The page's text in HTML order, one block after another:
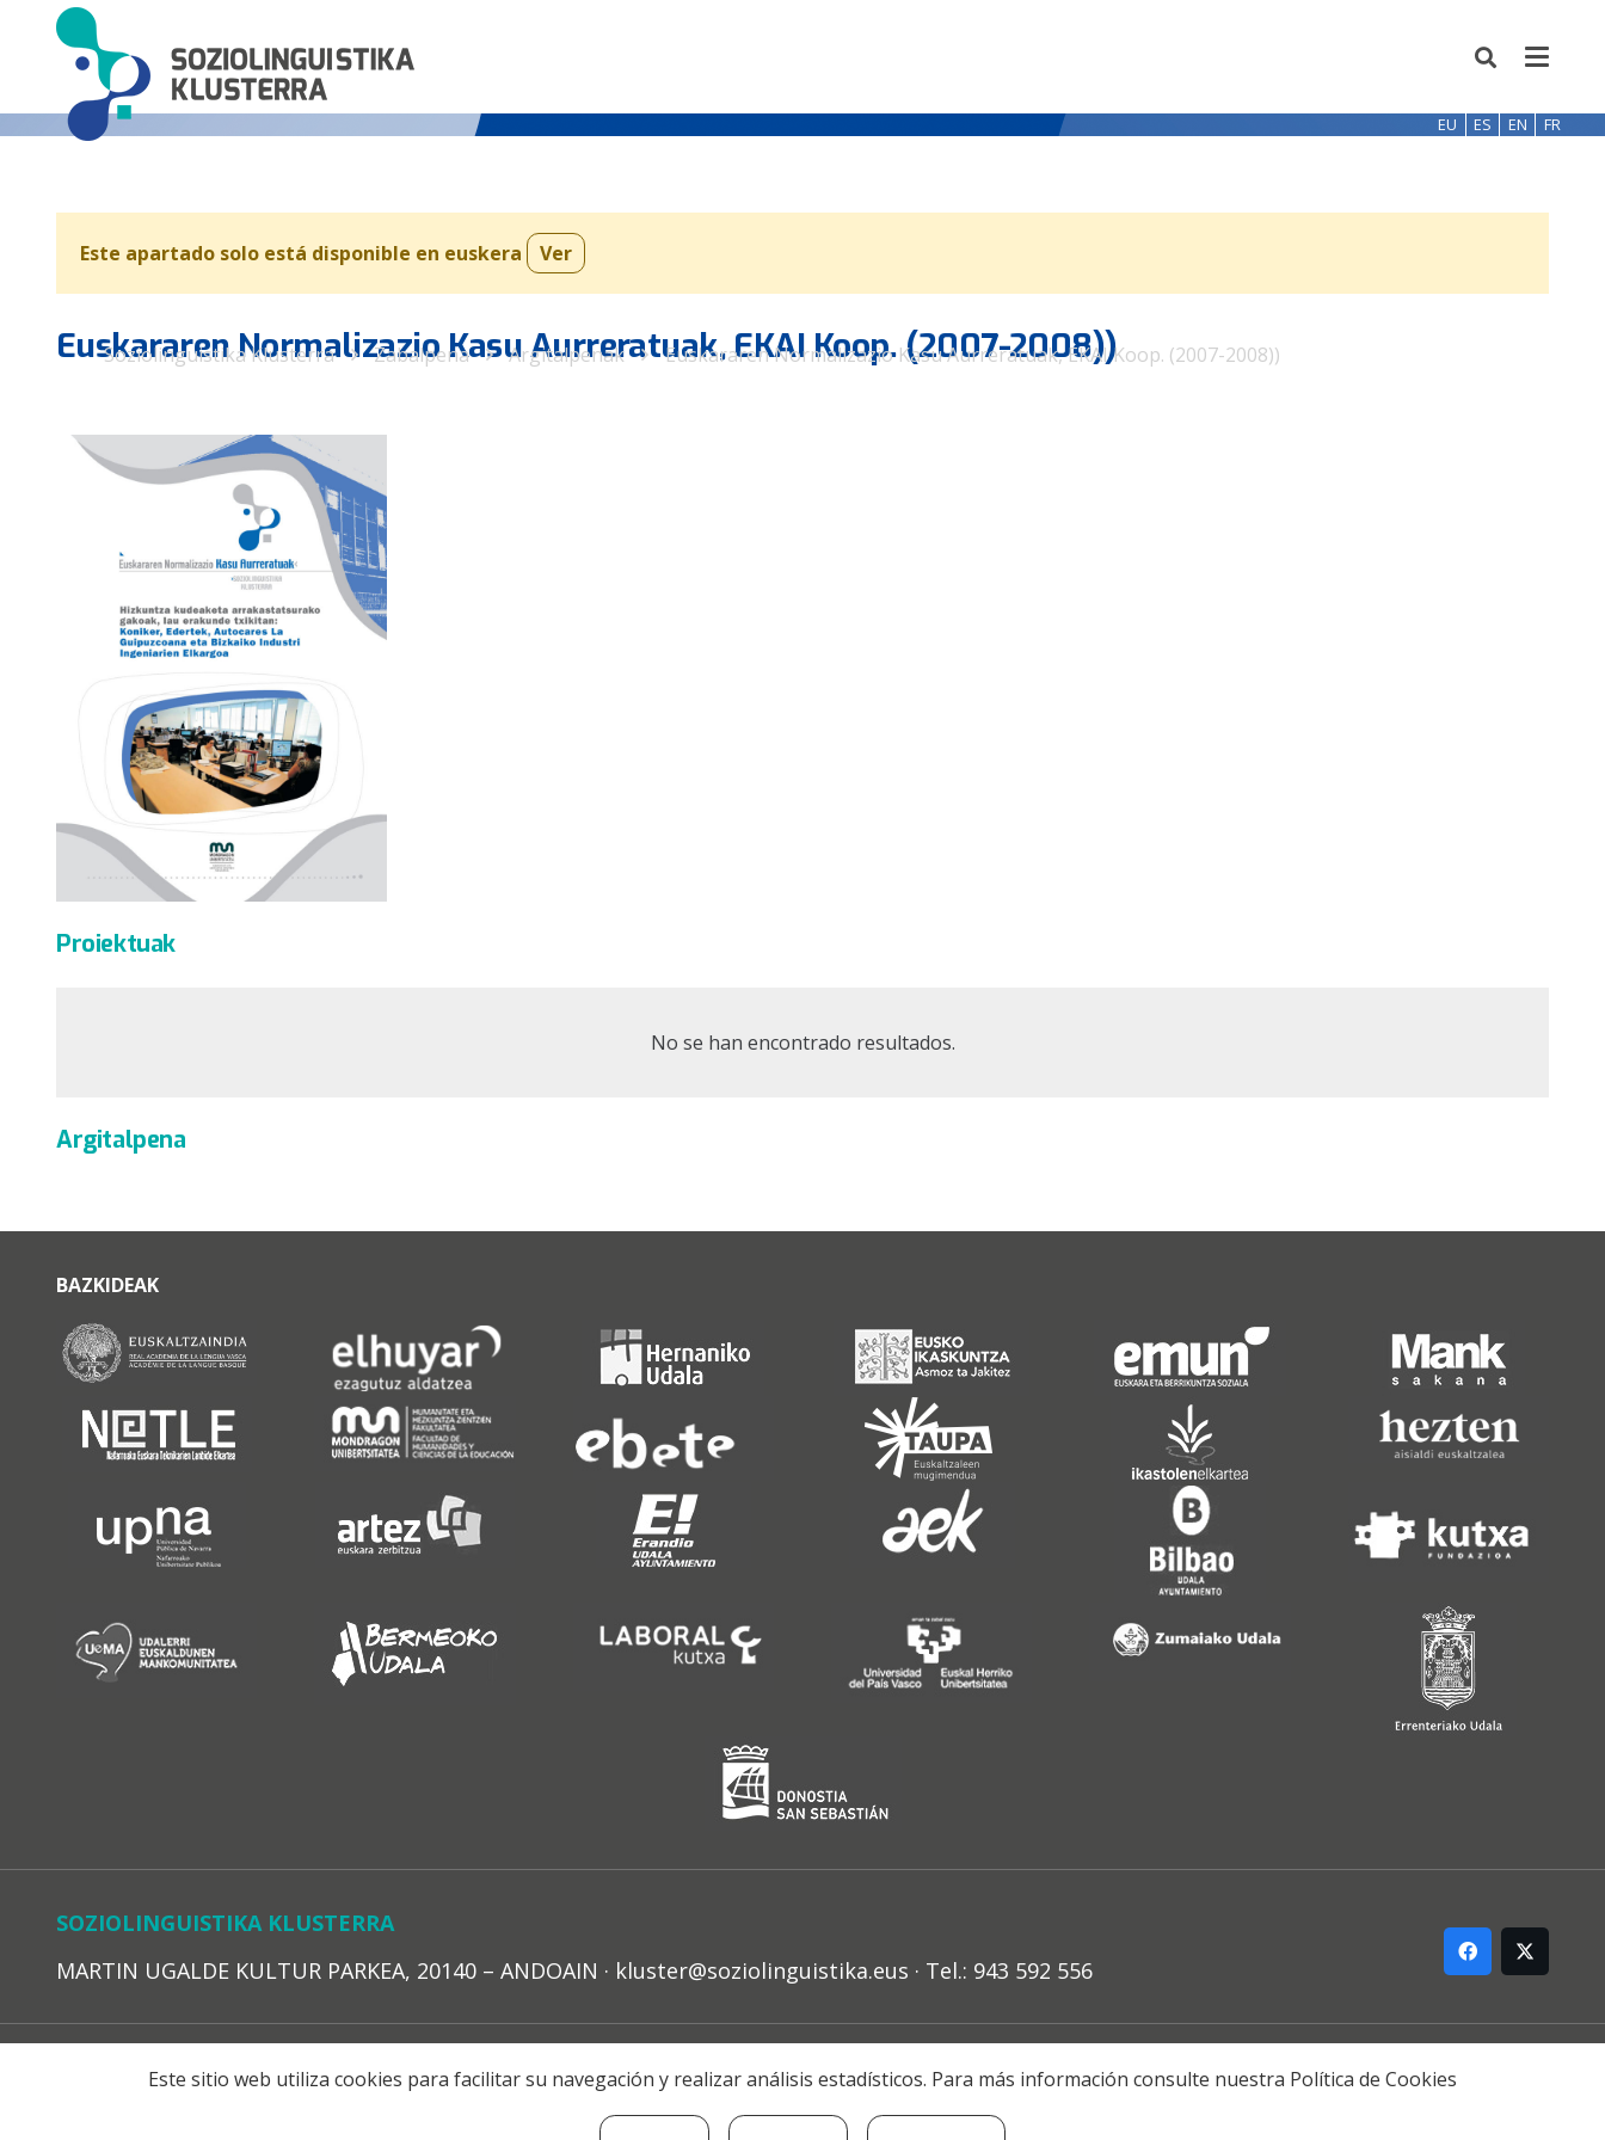
EU ES EN FR
Este apartado solo está disponible en euskera Ver
Euskararen Normalizazio Kasu Aurreratuak, EKAI Koop. (2007-2008))
Soziolinguistika Klusterra Zabalpena Argitalpenak Euskararen Normalizazio Kasu Aurreratuak, EKAI Koop. (2007-2008))
Proiektuak
No se han encontrado resultados.
Argitalpena
BAZKIDEAK
SOZIOLINGUISTIKA KLUSTERRA
MARTIN UGALDE KULTUR PARKEA, 20140 – ANDOAIN · kluster@soziolinguistika.eus · Tel.: 943 592 556
© 2021 Soziolinguistika Klusterra
Este sitio web utiliza cookies para facilitar su navegación y realizar análisis estadísticos. Para más información consulte nuestra Política de Cookies